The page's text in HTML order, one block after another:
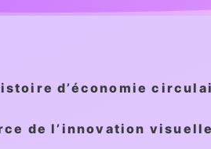
d’économie
de l’innovation